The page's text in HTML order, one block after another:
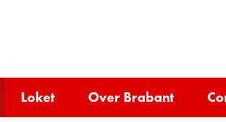
inhoud
Loket Over Brabant